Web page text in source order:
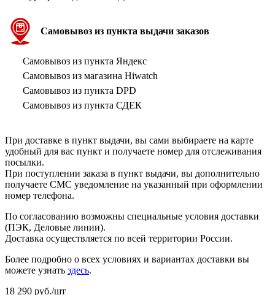
Самовывоз из пункта выдачи заказов
Самовывоз из пункта Яндекс
Самовывоз из магазина Hiwatch
Самовывоз из пункта DPD
Самовывоз из пункта СДЕК
При доставке в пункт выдачи, вы сами выбираете на карте
удобный для вас пункт и получаете номер для отслеживания
посылки.
При поступлении заказа в пункт выдачи, вы дополнительно
получаете СМС уведомление на указанный при оформлении
номер телефона.
По согласованию возможны специальные условия доставки
(ПЭК, Деловые линии).
Доставка осуществляется по всей территории России.
Более подробно о всех условиях и вариантах доставки вы
можете узнать здесь.
18 290 руб./шт